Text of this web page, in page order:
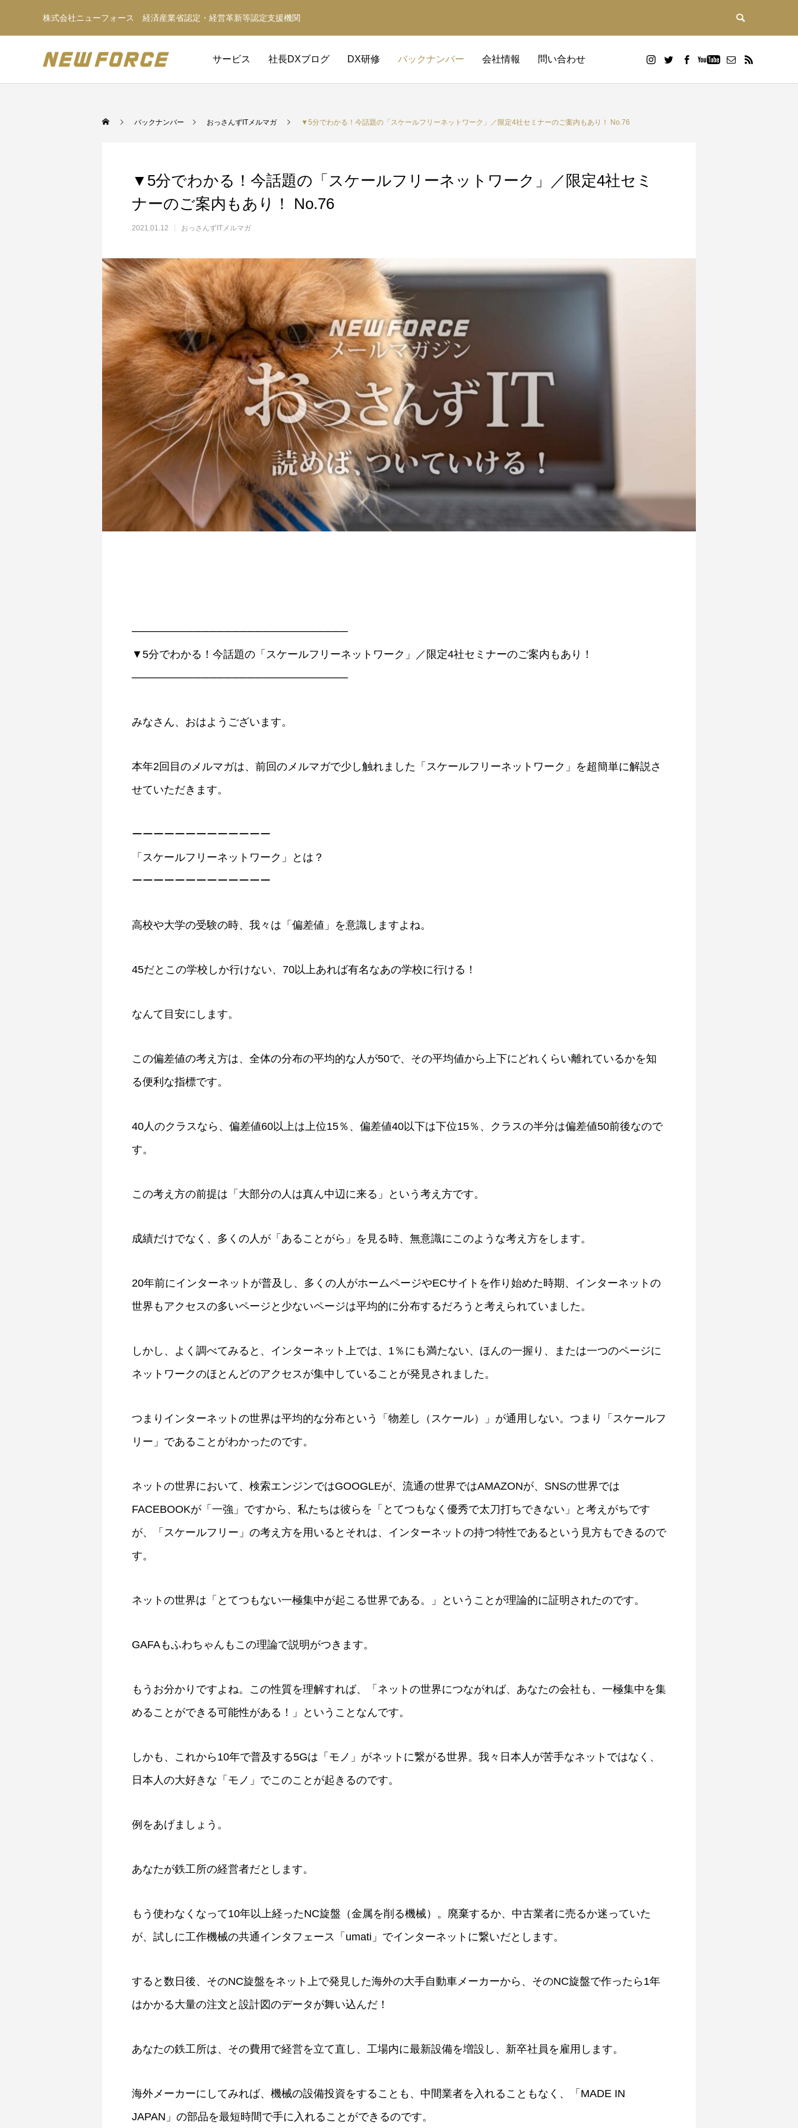
株式会社ニューフォース 経済産業省認定・経営革新等認定支援機関
サービス 社長DXブログ DX研修 バックナンバー 会社情報 問い合わせ
WEBマーケティング戦略立案 補助金の取得と活用をサポート Google WorkspaceDX研修
バックナンバー おっさんずITメルマガ ▼5分でわかる！今話題の「スケールフリーネットワーク」／限定4社セミナーのご案内もあり！ No.76
▼5分でわかる！今話題の「スケールフリーネットワーク」／限定4社セミ
ナーのご案内もあり！ No.76
2021.01.12 おっさんずITメルマガ
────────────────────────────
▼5分でわかる！今話題の「スケールフリーネットワーク」／限定4社セミナーのご案内もあり！
────────────────────────────
みなさん、おはようございます。
本年2回目のメルマガは、前回のメルマガで少し触れました「スケールフリーネットワーク」を超簡単に解説さ
せていただきます。
ーーーーーーーーーーーーー
「スケールフリーネットワーク」とは？
ーーーーーーーーーーーーー
高校や大学の受験の時、我々は「偏差値」を意識しますよね。
45だとこの学校しか行けない、70以上あれば有名なあの学校に行ける！
なんて目安にします。
この偏差値の考え方は、全体の分布の平均的な人が50で、その平均値から上下にどれくらい離れているかを知
る便利な指標です。
40人のクラスなら、偏差値60以上は上位15％、偏差値40以下は下位15％、クラスの半分は偏差値50前後なので
す。
この考え方の前提は「大部分の人は真ん中辺に来る」という考え方です。
成績だけでなく、多くの人が「あることがら」を見る時、無意識にこのような考え方をします。
20年前にインターネットが普及し、多くの人がホームページやECサイトを作り始めた時期、インターネットの
世界もアクセスの多いページと少ないページは平均的に分布するだろうと考えられていました。
しかし、よく調べてみると、インターネット上では、1％にも満たない、ほんの一握り、または一つのページに
ネットワークのほとんどのアクセスが集中していることが発見されました。
つまりインターネットの世界は平均的な分布という「物差し（スケール）」が通用しない。つまり「スケールフ
リー」であることがわかったのです。
ネットの世界において、検索エンジンではGOOGLEが、流通の世界ではAMAZONが、SNSの世界では
FACEBOOKが「一強」ですから、私たちは彼らを「とてつもなく優秀で太刀打ちできない」と考えがちです
が、「スケールフリー」の考え方を用いるとそれは、インターネットの持つ特性であるという見方もできるので
す。
ネットの世界は「とてつもない一極集中が起こる世界である。」ということが理論的に証明されたのです。
GAFAもふわちゃんもこの理論で説明がつきます。
もうお分かりですよね。この性質を理解すれば、「ネットの世界につながれば、あなたの会社も、一極集中を集
めることができる可能性がある！」ということなんです。
しかも、これから10年で普及する5Gは「モノ」がネットに繋がる世界。我々日本人が苦手なネットではなく、
日本人の大好きな「モノ」でこのことが起きるのです。
例をあげましょう。
あなたが鉄工所の経営者だとします。
もう使わなくなって10年以上経ったNC旋盤（金属を削る機械）。廃棄するか、中古業者に売るか迷っていた
が、試しに工作機械の共通インタフェース「umati」でインターネットに繋いだとします。
すると数日後、そのNC旋盤をネット上で発見した海外の大手自動車メーカーから、そのNC旋盤で作ったら1年
はかかる大量の注文と設計図のデータが舞い込んだ！
あなたの鉄工所は、その費用で経営を立て直し、工場内に最新設備を増設し、新卒社員を雇用します。
海外メーカーにしてみれば、機械の設備投資をすることも、中間業者を入れることもなく、「MADE IN
JAPAN」の部品を最短時間で手に入れることができるのです。